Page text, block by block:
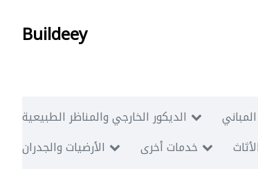
Buildeey
الديكور الخارجي والمناظر الطبيعية
الأرضيات والجدران
خدمات أخرى الأثاث